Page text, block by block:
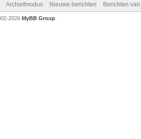
Archiefmodus Nieuwe berichten Berichten
2026 MyBB Group